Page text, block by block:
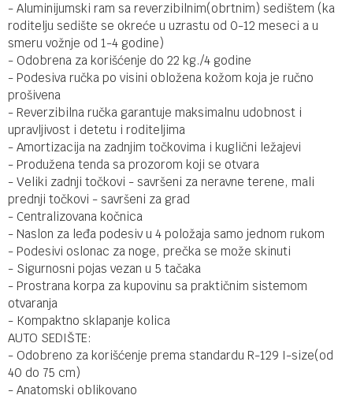
- Aluminijumski ram sa reverzibilnim(obrtnim) sedištem (ka
roditelju sedište se okreće u uzrastu od 0-12 meseci a u
smeru vožnje od 1-4 godine)
- Odobrena za korišćenje do 22 kg./4 godine
- Podesiva ručka po visini obložena kožom koja je ručno
prošivena
- Reverzibilna ručka garantuje maksimalnu udobnost i
upravljivost i detetu i roditeljima
- Amortizacija na zadnjim točkovima i kuglični ležajevi
- Produžena tenda sa prozorom koji se otvara
- Veliki zadnji točkovi - savršeni za neravne terene, mali
prednji točkovi - savršeni za grad
- Centralizovana kočnica
- Naslon za leđa podesiv u 4 položaja samo jednom rukom
- Podesivi oslonac za noge, prečka se može skinuti
- Sigurnosni pojas vezan u 5 tačaka
- Prostrana korpa za kupovinu sa praktičnim sistemom
otvaranja
- Kompaktno sklapanje kolica
AUTO SEDIŠTE:
- Odobreno za korišćenje prema standardu R-129 I-size(od
40 do 75 cm)
- Anatomski oblikovano